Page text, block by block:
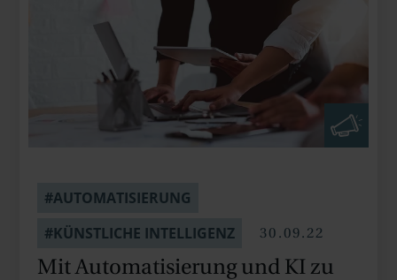
#AUTOMATISIERUNG
#KÜNSTLICHE INTELLIGENZ
30.09.22
Mit Auto­mati­sie­rung und KI zu